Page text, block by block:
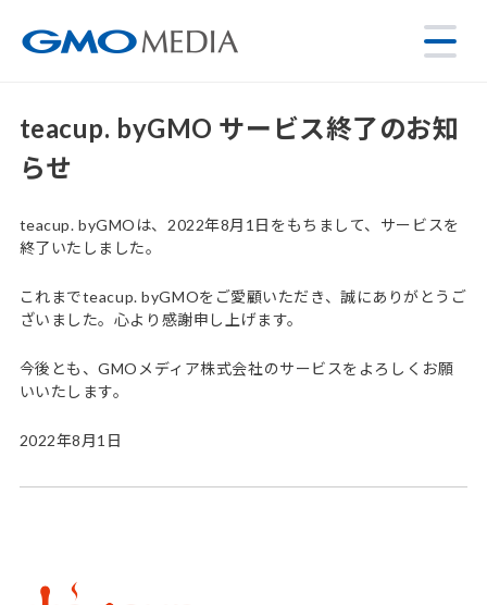
teacup. byGMO サービス終了のお知
らせ
teacup. byGMOは、2022年8月1日をもちまして、サービスを
終了いたしました。
これまでteacup. byGMOをご愛顧いただき、誠にありがとうご
ざいました。心より感謝申し上げます。
今後とも、GMOメディア株式会社のサービスをよろしくお願
いいたします。
2022年8月1日